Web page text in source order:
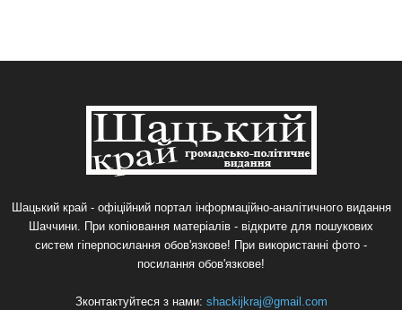
Шацький край - офіційний портал інформаційно-аналітичного видання
Шаччини. При копіювання матеріалів - відкрите для пошукових
систем гіперпосилання обов'язкове! При використанні фото -
посилання обов'язкове!
Зконтактуйтеся з нами: shackijkraj@gmail.com